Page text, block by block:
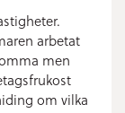
arbetat
men
om vilka